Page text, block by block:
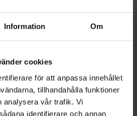
Information Om
cookies
för att anpassa innehållet
tillhandahålla funktioner
analysera vår trafik. Vi
identifierare och annan
hängmattan
Här handplockar Chefbokens
personliga tips från appens